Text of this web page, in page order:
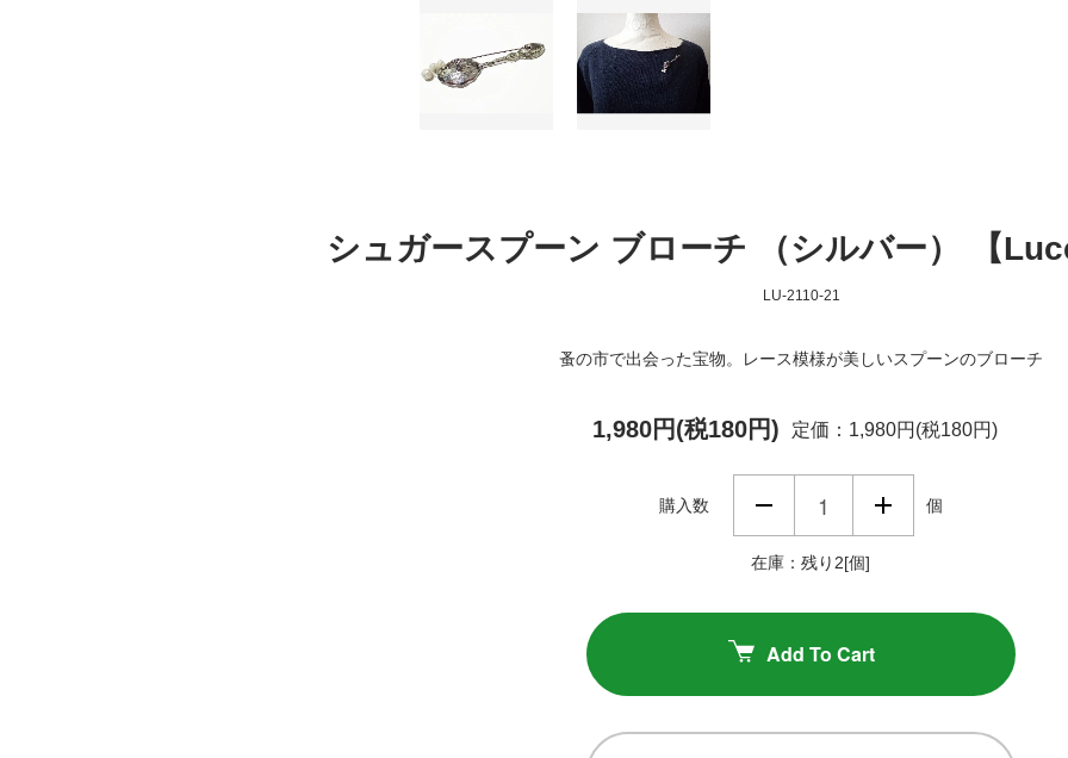
シュガースプーン ブローチ （シルバー） 【
LU-2110-21
蚤の市で出会った宝物。レース模様が美しいスプーンのブローチ
1,980円(税180円) 定価：1,980円(税180円)
購入数 個
在庫：残り2[個]
Add To Cart